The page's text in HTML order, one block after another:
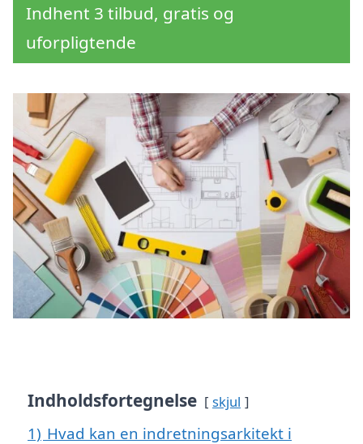
Indhent 3 tilbud, gratis og
uforpligtende
Indholdsfortegnelse skjul
1) Hvad kan en indretningsarkitekt i